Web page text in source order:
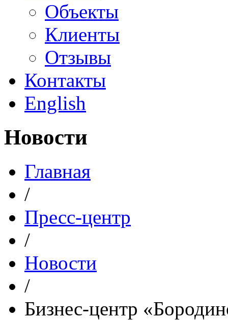
Объекты
Клиенты
Отзывы
Контакты
English
Новости
Главная
/
Пресс-центр
/
Новости
/
Бизнес-центр